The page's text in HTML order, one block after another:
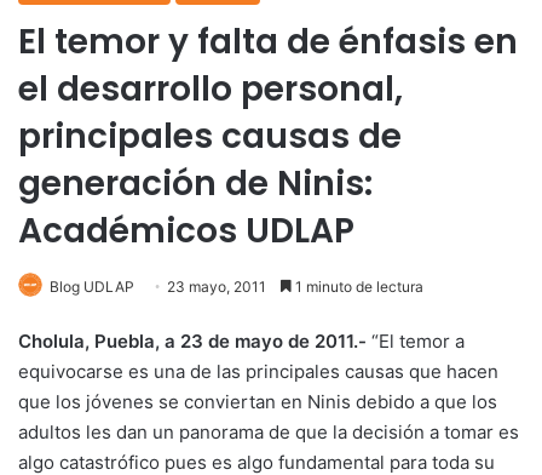
El temor y falta de énfasis en
el desarrollo personal,
principales causas de
generación de Ninis:
Académicos UDLAP
Blog UDLAP 23 mayo, 2011 1 minuto de lectura
Cholula, Puebla, a 23 de mayo de 2011.- “El temor a
equivocarse es una de las principales causas que hacen
que los jóvenes se conviertan en Ninis debido a que los
adultos les dan un panorama de que la decisión a tomar es
algo catastrófico pues es algo fundamental para toda su